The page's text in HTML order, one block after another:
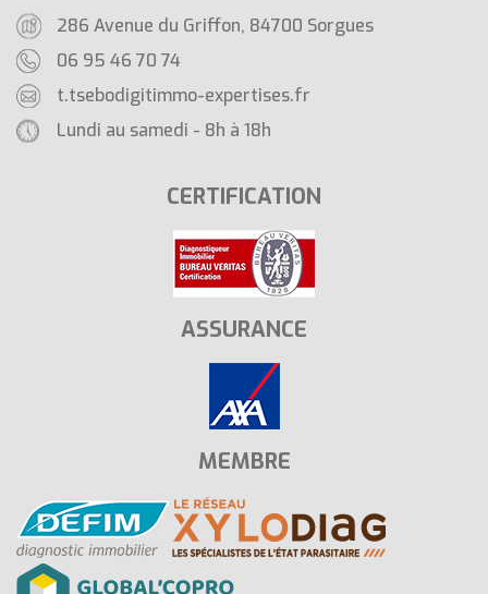
286 Avenue du Griffon, 84700 Sorgues
06 95 46 70 74
t.tsebodigitimmo-expertises.fr
Lundi au samedi - 8h à 18h
CERTIFICATION
ASSURANCE
MEMBRE